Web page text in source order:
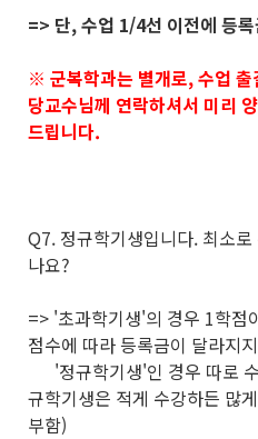
=> 단, 수업 1/4선 이전에 등
※ 군복학과는 별개로, 수업 출
당교수님께 연락하셔서 미리
드립니다.
Q7. 정규학기생입니다. 최소
나요?
=> '초과학기생'의 경우 1학점
점수에 따라 등록금이 달라지
'정규학기생'인 경우 따로
규학기생은 적게 수강하든 많
부함)